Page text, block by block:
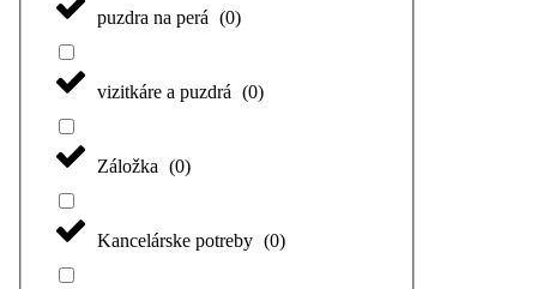
puzdra na perá (0)
vizitkáre a puzdrá (0)
Záložka (0)
Kancelárske potreby (0)